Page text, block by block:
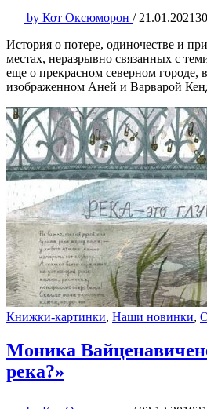
by Кот Оксюморон / 21.01.2021
История о потере, одиночестве и
местах, неразрывно связанных с
еще о прекрасном северном городе,
изображенном Аней и Варварой
Книжки-картинки, Наши новинки,
Моника
река?»